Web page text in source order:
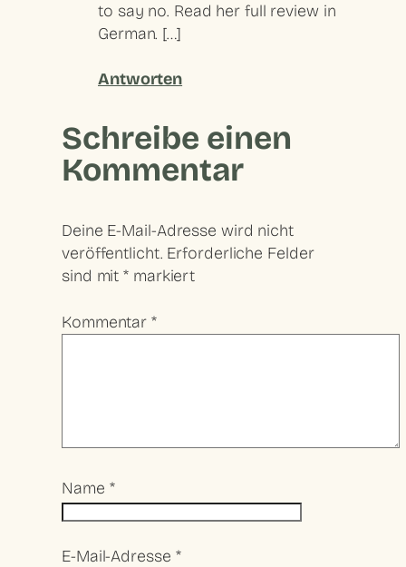
to say no. Read her full review in
German. […]
Antworten
Schreibe einen
Kommentar
Deine E-Mail-Adresse wird nicht
veröffentlicht. Erforderliche Felder
sind mit* markiert
Kommentar*
Name *
E-Mail-Adresse *